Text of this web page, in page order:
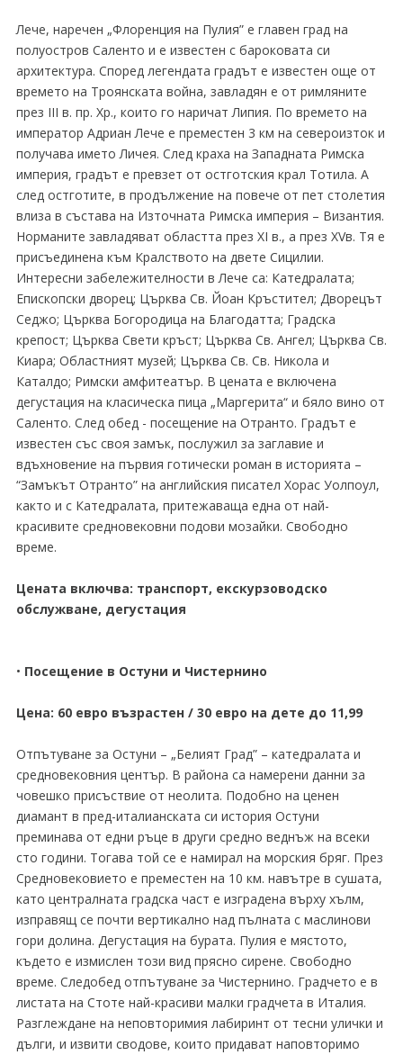
Лече, наречен „Флоренция на Пулия” е главен град на
полуостров Саленто и е известен с бароковата си
архитектура. Според легендата градът е известен още от
времето на Троянската война, завладян е от римляните
през ІІІ в. пр. Хр., които го наричат Липия. По времето на
император Адриан Лече е преместен 3 км на североизток и
получава името Личея. След краха на Западната Римска
империя, градът е превзет от остготския крал Тотила. А
след остготите, в продължение на повече от пет столетия
влиза в състава на Източната Римска империя – Византия.
Норманите завладяват областта през ХІ в., а през XVв. Тя е
присъединена към Кралството на двете Сицилии.
Интересни забележителности в Лече са: Катедралата;
Епископски дворец; Църква Св. Йоан Кръстител; Дворецът
Седжо; Църква Богородица на Благодатта; Градска
крепост; Църква Свети кръст; Църква Св. Ангел; Църква Св.
Киара; Областният музей; Църква Св. Св. Никола и
Каталдо; Римски амфитеатър. В цената е включена
дегустация на класическа пица „Маргерита“ и бяло вино от
Саленто. След обед - посещение на Отранто. Градът е
известен със своя замък, послужил за заглавие и
вдъхновение на първия готически роман в историята –
“Замъкът Отранто” на английския писател Хорас Уолпоул,
както и с Катедралата, притежаваща една от най-
красивите средновековни подови мозайки. Свободно
време.
Цената включва: транспорт, екскурзоводско
обслужване, дегустация
• Посещение в Остуни и Чистернино
Цена: 60 евро възрастен / 30 евро на дете до 11,99
Отпътуване за Остуни – „Белият Град” – катедралата и
средновековния център. В района са намерени данни за
човешко присъствие от неолита. Подобно на ценен
диамант в пред-италианската си история Остуни
преминава от едни ръце в други средно веднъж на всеки
сто години. Тогава той се е намирал на морския бряг. През
Средновековието е преместен на 10 км. навътре в сушата,
като централната градска част е изградена върху хълм,
изправящ се почти вертикално над пълната с маслинови
гори долина. Дегустация на бурата. Пулия е мястото,
където е измислен този вид прясно сирене. Свободно
време. Следобед отпътуване за Чистернино. Градчето е в
листата на Стоте най-красиви малки градчета в Италия.
Разглеждане на неповторимия лабиринт от тесни улички и
дълги, и извити сводове, които придават наповторимо